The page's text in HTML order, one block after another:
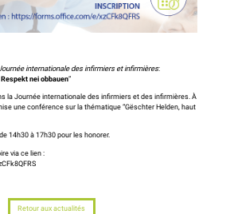
internationale des infirmiers et infirmières:
nei obbauen”
la Journée internationale des infirmiers et des infirmières. À
une conférence sur la thématique “Gëschter Helden, haut
14h30 à 17h30 pour les honorer.
via ce lien :
Retour aux actualités